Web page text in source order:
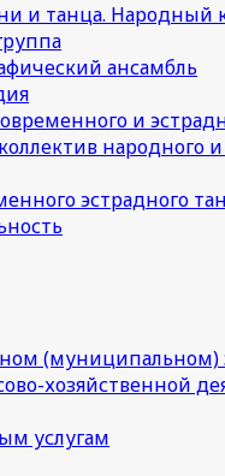
и танца. Народный
ансамбль
и
народного
эстрадного
(муниципальном)
хозяйственной
услугам